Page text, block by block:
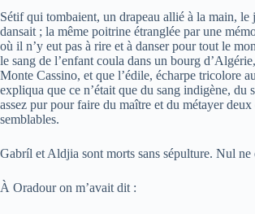
Sétif qui tombaient, un drapeau allié à la main, le
dansait ; la même poitrine étranglée par une
où il n’y eut pas à rire et à danser pour tout le
le sang de l’enfant coula dans un bourg
Monte Cassino, et que l’édile, écharpe tricolore
expliqua que ce n’était que du sang indigène, du
assez pur pour faire du maître et du métayer deux
semblables.
Gabríl et Aldjia sont morts sans sépulture. Nul ne
À Oradour on m’avait dit :